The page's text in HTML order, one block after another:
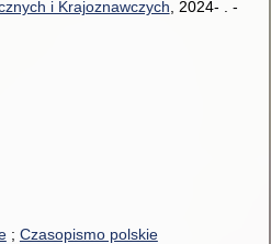
i Krajoznawczych , 2024- . -
Czasopismo polskie